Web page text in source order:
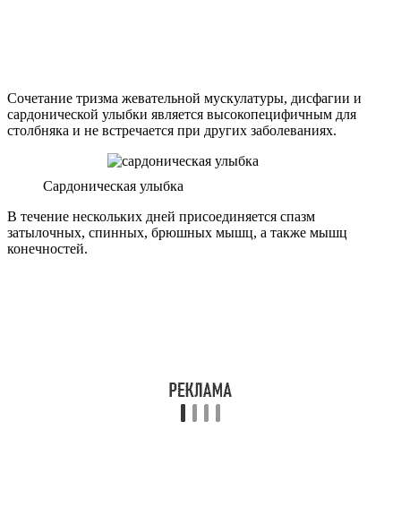
На фото изображен эмпростотонус
Из-за выраженного мышечного напряжения пациент не может
самостоятельно двигаться, дефекация и мочеиспускание также
значительно затруднены из-за спазма мышц промежности.
На фоне спазма мышц гортани может наступить асфиксия.
Прием пищи или воды невозможен.
происходящее. Для столбняка не характерны потери сознания,
галлюцинации, бред, заторможенность и т.д.